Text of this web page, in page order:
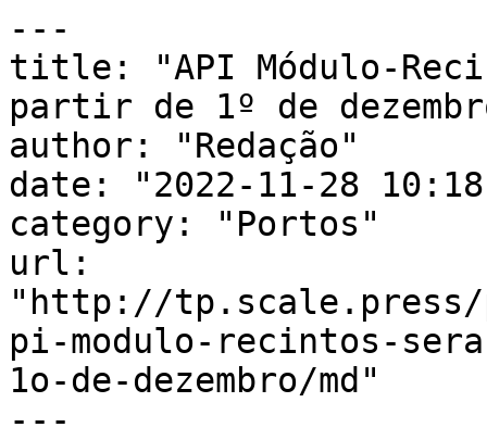
---
title: "API Módulo-
partir de 1º de
author: "Redação"
date: "2022-11-28
category: "Portos"
url:
"http://tp.scale.press/
pi-modulo-recintos-
1o-de-dezembro/md"
---